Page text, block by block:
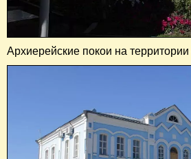
Архиерейские покои на территории